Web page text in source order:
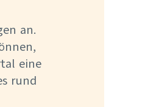
an.
eine
rund